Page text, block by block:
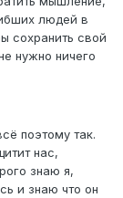
людей в
сохранить свой
нужно ничего
поэтому так.
нас,
знаю я,
и знаю что он